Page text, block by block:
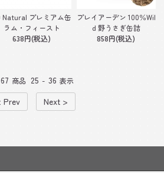
Natural プレミアム缶
ラム・フィースト
638円(税込)
プレイアーデン 100％Wil
d 野うさぎ缶詰
858円(税込)
67 商品 25 - 36 表示
Prev Next >